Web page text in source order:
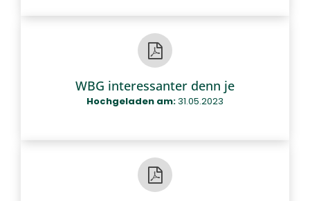
WBG interessanter denn je
Hochgeladen am:31.05.2023